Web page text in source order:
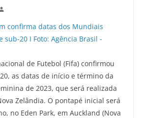
de Futebol (Fifa) confirmou
as datas de início e término da
de 2023, que será realizada
Zelândia. O pontapé inicial será
no Eden Park, em Auckland (Nova